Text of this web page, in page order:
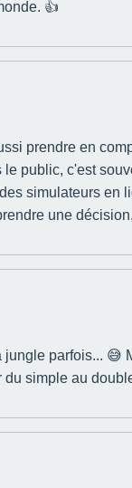
👍
prendre en
public, c'est
simulateurs
une
parfois...
simple au